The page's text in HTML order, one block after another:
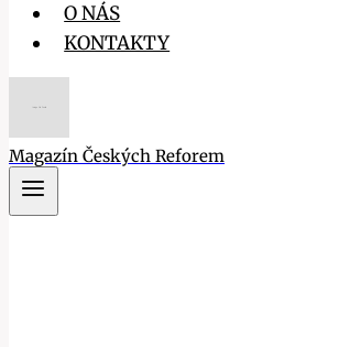
O NÁS
KONTAKTY
Magazín Českých Reforem